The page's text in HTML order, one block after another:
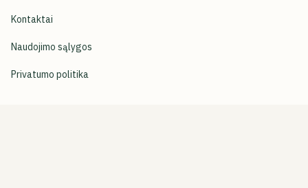
Kontaktai
Naudojimo sąlygos
Privatumo politika